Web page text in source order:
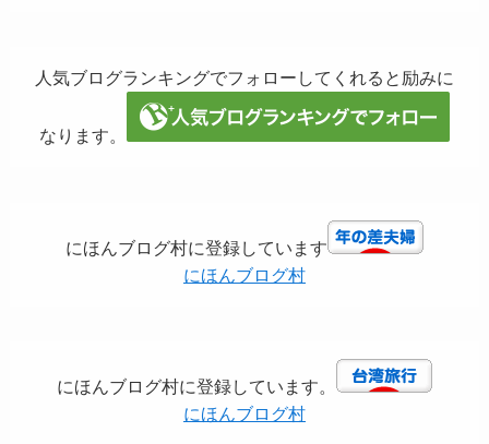
人気ブログランキングでフォローしてくれると励みに
なります。
にほんブログ村に登録しています
にほんブログ村
にほんブログ村に登録しています。
にほんブログ村